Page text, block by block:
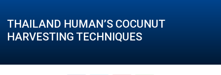
THAILAND HUMAN’S COCUNUT
HARVESTING TECHNIQUES